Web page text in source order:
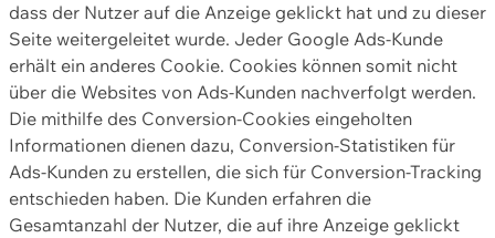
dass der Nutzer auf die Anzeige geklickt hat und zu dieser
Seite weitergeleitet wurde. Jeder Google Ads-Kunde
erhält ein anderes Cookie. Cookies können somit nicht
über die Websites von Ads-Kunden nachverfolgt werden.
Die mithilfe des Conversion-Cookies eingeholten
Informationen dienen dazu, Conversion-Statistiken für
Ads-Kunden zu erstellen, die sich für Conversion-Tracking
entschieden haben. Die Kunden erfahren die
Gesamtanzahl der Nutzer, die auf ihre Anzeige geklickt